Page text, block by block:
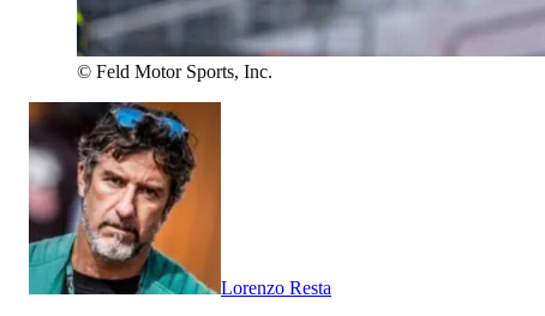
© Feld Motor Sports, Inc.
Lorenzo Resta